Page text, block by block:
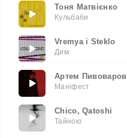
Тоня Матвієнко
Кульбаби
Vremya i Steklo
Дим
Артем Пивоваров
Маніфест
Chico, Qatoshi
Тайною